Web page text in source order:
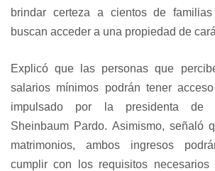
brindar certeza a cientos de
buscan acceder a una propiedad de
Explicó que las personas que
salarios mínimos podrán tener
impulsado por la presidenta de
Sheinbaum Pardo. Asimismo, señaló
matrimonios, ambos ingresos
cumplir con los requisitos necesarios